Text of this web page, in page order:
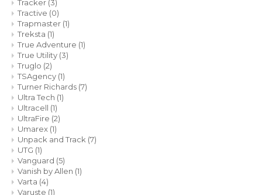
Tracker (3)
Tractive (0)
Trapmaster (1)
Treksta (1)
True Adventure (1)
True Utility (3)
Truglo (2)
TSAgency (1)
Turner Richards (7)
Ultra Tech (1)
Ultracell (1)
UltraFire (2)
Umarex (1)
Unpack and Track (7)
UTG (1)
Vanguard (5)
Vanish by Allen (1)
Varta (4)
Varuste (1)